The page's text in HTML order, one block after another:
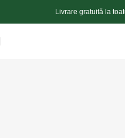
Livrare gratuită la